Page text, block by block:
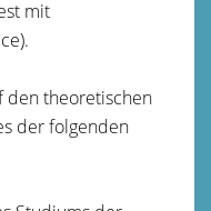
mit
den theoretischen
der folgenden